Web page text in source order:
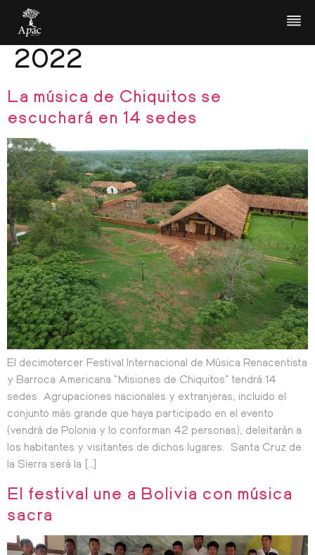
Día:
2022
La música de Chiquitos se
escuchará en 14 sedes
El decimotercer Festival Internacional de Música Renacentista
y Barroca Americana “Misiones de Chiquitos” tendrá 14
sedes. Agrupaciones nacionales y extranjeras, incluido el
conjunto más grande que haya participado en el evento
(vendrá de Polonia y lo conforman 42 personas), deleitarán a
los habitantes y visitantes de dichos lugares. Santa Cruz de
la Sierra será la […]
El festival une a Bolivia con música
sacra